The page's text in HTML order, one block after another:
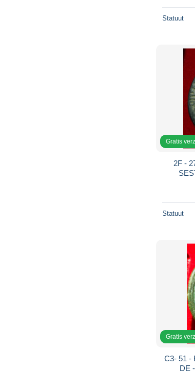
Statuut
Gratis
2F -
Statuut
Gratis
C3- 51 -
DE